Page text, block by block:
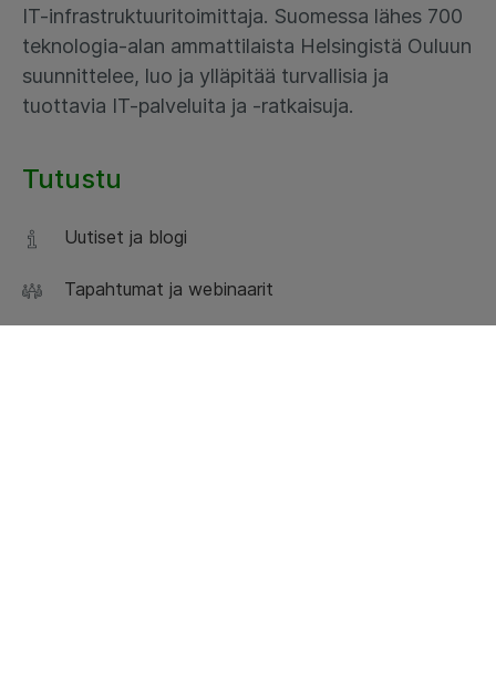
IT-infrastruktuuritoimittaja. Suomessa lähes 700
teknologia-alan ammattilaista Helsingistä Ouluun
suunnittelee, luo ja ylläpitää turvallisia ja
tuottavia IT-palveluita ja -ratkaisuja.
Tutustu
Uutiset ja blogi
Tapahtumat ja webinaarit